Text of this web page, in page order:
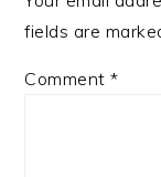
fields are
Comment*